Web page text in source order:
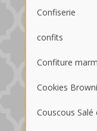
Confiserie
confits
Confiture
Cookies
Couscous Salé